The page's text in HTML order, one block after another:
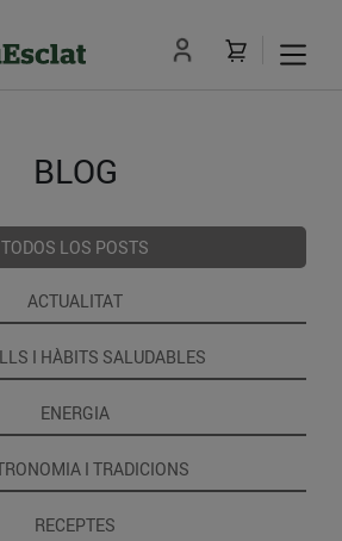
BLOG
TODOS LOS POSTS
ACTUALITAT
I HÀBITS SALUDABLES
ENERGIA
I TRADICIONS
RECEPTES